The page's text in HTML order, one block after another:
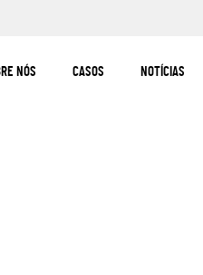
NÓS CASOS NOTÍCIAS